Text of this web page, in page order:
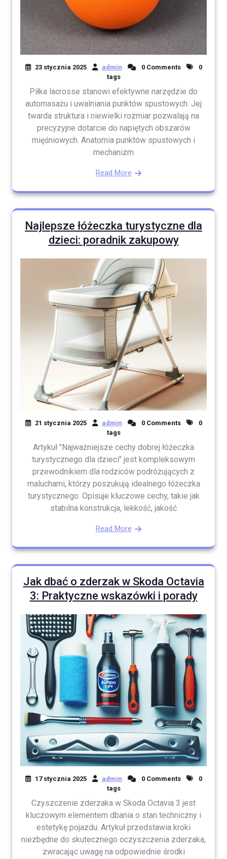
23 stycznia 2025 admin 0 Comments
0
tags
Piłka lacrosse stanowi efektywne narzędzie do
automasażu i uwalniania punktów spustowych. Jej
twarda struktura i niewielki rozmiar pozwalają na
precyzyjne dotarcie do napiętych obszarów
mięśniowych. Anatomia punktów spustowych i
mechanizm
Read More
Najlepsze łóżeczka turystyczne dla
dzieci: poradnik zakupowy
21 stycznia 2025 admin 0 Comments
0
tags
Artykuł "Najważniejsze cechy dobrej łóżeczka
turystycznego dla dzieci" jest kompleksowym
przewodnikiem dla rodziców podróżujących z
maluchami, którzy poszukują idealnego łóżeczka
turystycznego. Opisuje kluczowe cechy, takie jak
stabilna konstrukcja, lekkość, jakość
Read More
Jak dbać o zderzak w Skoda Octavia
3: Praktyczne wskazówki i porady
17 stycznia 2025 admin 0 Comments
0
tags
Czyszczenie zderzaka w Skoda Octavia 3 jest
kluczowym elementem dbania o stan techniczny i
estetykę pojazdu. Artykuł przedstawia kroki
niezbędne do skutecznego oczyszczenia zderzaka,
zwracając uwagę na odpowiednie środki